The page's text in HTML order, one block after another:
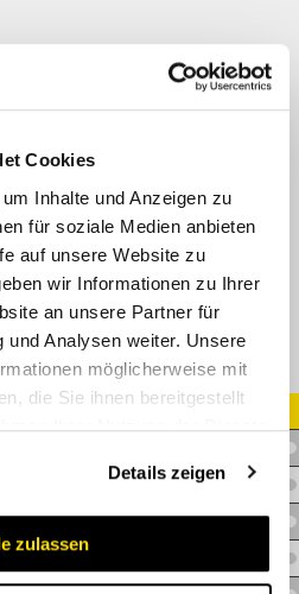
Cookies
Inhalte und Anzeigen zu
für soziale Medien anbieten
auf unsere Website zu
wir Informationen zu Ihrer
an unsere Partner für
und Analysen weiter. Unsere
möglicherweise mit
die Sie ihnen bereitgestellt
Ihrer Nutzung der Dienste
Details zeigen
zulassen